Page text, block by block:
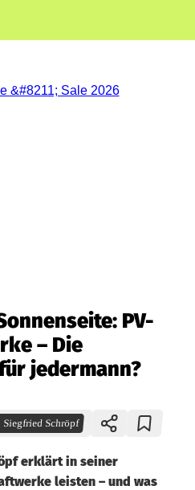
PV-
– Die
jedermann?
Siegfried Schröpf
erklärt in seiner
leisten – und was